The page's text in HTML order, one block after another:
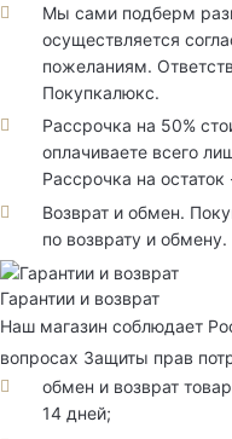
Мы сами подберм
осуществляется
пожеланиям.
Покупкалюкс.
Рассрочка на 50%
оплачиваете всего
Рассрочка на
Возврат и обмен.
по возврату и обмену.
Гарантии и возврат
Наш магазин соблюдает
вопросах Защиты прав
обмен и возврат
14 дней;